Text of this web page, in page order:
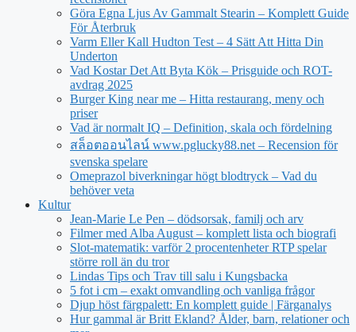
Göra Egna Ljus Av Gammalt Stearin – Komplett Guide
För Återbruk
Varm Eller Kall Hudton Test – 4 Sätt Att Hitta Din
Underton
Vad Kostar Det Att Byta Kök – Prisguide och ROT-
avdrag 2025
Burger King near me – Hitta restaurang, meny och
priser
Vad är normalt IQ – Definition, skala och fördelning
สล็อตออนไลน์ www.pglucky88.net – Recension för
svenska spelare
Omeprazol biverkningar högt blodtryck – Vad du
behöver veta
Kultur
Jean‑Marie Le Pen – dödsorsak, familj och arv
Filmer med Alba August – komplett lista och biografi
Slot-matematik: varför 2 procentenheter RTP spelar
större roll än du tror
Lindas Tips och Trav till salu i Kungsbacka
5 fot i cm – exakt omvandling och vanliga frågor
Djup höst färgpalett: En komplett guide | Färganalys
Hur gammal är Britt Ekland? Ålder, barn, relationer och